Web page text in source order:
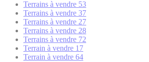
Terrains à vendre 53
Terrains à vendre 37
Terrains à vendre 27
Terrains à vendre 28
Terrains à vendre 72
Terrain à vendre 17
Terrain à vendre 64